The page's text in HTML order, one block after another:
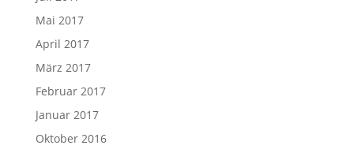
Mai 2017
April 2017
März 2017
Februar 2017
Januar 2017
Oktober 2016